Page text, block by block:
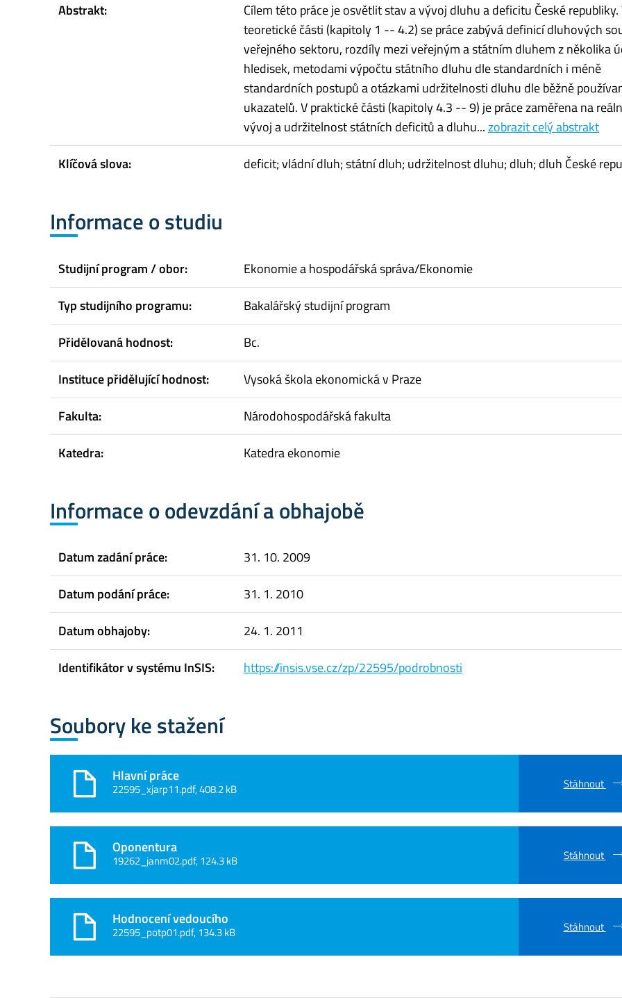
Abstrakt:
Cílem této práce je osvětlit stav a vývoj dluhu a deficitu České republiky.
teoretické části (kapitoly 1 -- 4.2) se práce zabývá definicí dluhových
veřejného sektoru, rozdíly mezi veřejným a státním dluhem z několika
hledisek, metodami výpočtu státního dluhu dle standardních i méně
standardních postupů a otázkami udržitelnosti dluhu dle běžně
ukazatelů. V praktické části (kapitoly 4.3 -- 9) je práce zaměřena na
vývoj a udržitelnost státních deficitů a dluhu...zobrazit celý abstrakt
Klíčová slova:
deficit; vládní dluh; státní dluh; udržitelnost dluhu; dluh; dluh České
Informace o studiu
Studijní program / obor:
Ekonomie a hospodářská správa/Ekonomie
Typ studijního programu:
Bakalářský studijní program
Přidělovaná hodnost:
Bc.
Instituce přidělující hodnost:
Vysoká škola ekonomická v Praze
Fakulta:
Národohospodářská fakulta
Katedra:
Katedra ekonomie
Informace o odevzdání a obhajobě
Datum zadání práce:
31. 10. 2009
Datum podání práce:
31. 1. 2010
Datum obhajoby:
24. 1. 2011
Identifikátor v systému InSIS:
https://insis.vse.cz/zp/22595/podrobnosti
Soubory ke stažení
Hlavní práce
22595_xjarp11.pdf, 408.2 kB Stáhnout
Oponentura
19262_janm02.pdf, 124.3 kB Stáhnout
Hodnocení vedoucího
22595_potp01.pdf, 134.3 kB Stáhnout